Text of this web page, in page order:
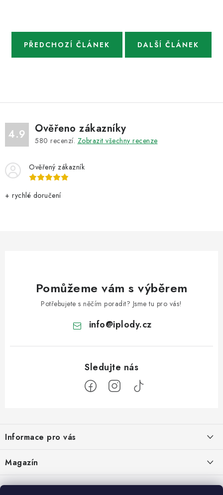
PŘEDCHOZÍ ČLÁNEK DALŠÍ ČLÁNEK
4.9 Ověřeno zákazníky
580 recenzí. Zobrazit všechny recenze
Ověřený zákazník
+ rychlé doručení
Pomůžeme vám s výběrem
Potřebujete s něčím poradit? Jsme tu pro vás!
info@iplody.cz
p
a
t
í
Informace pro vás
Doprava a platba
Velkoobchod
Magazín
Kombucha – osvěžující nápoj pro zdravé zažívání